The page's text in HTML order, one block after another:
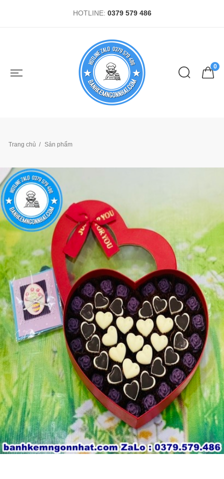
HOTLINE: 0379 579 486
0
Trang chủ Sản phẩm